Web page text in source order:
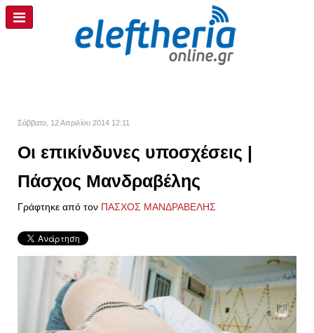
Σάββατο, 12 Απριλίου 2014 12:11
Οι επικίνδυνες υποσχέσεις |
Πάσχος Μανδραβέλης
Γράφτηκε από τον ΠΑΣΧΟΣ ΜΑΝΔΡΑΒΕΛΗΣ